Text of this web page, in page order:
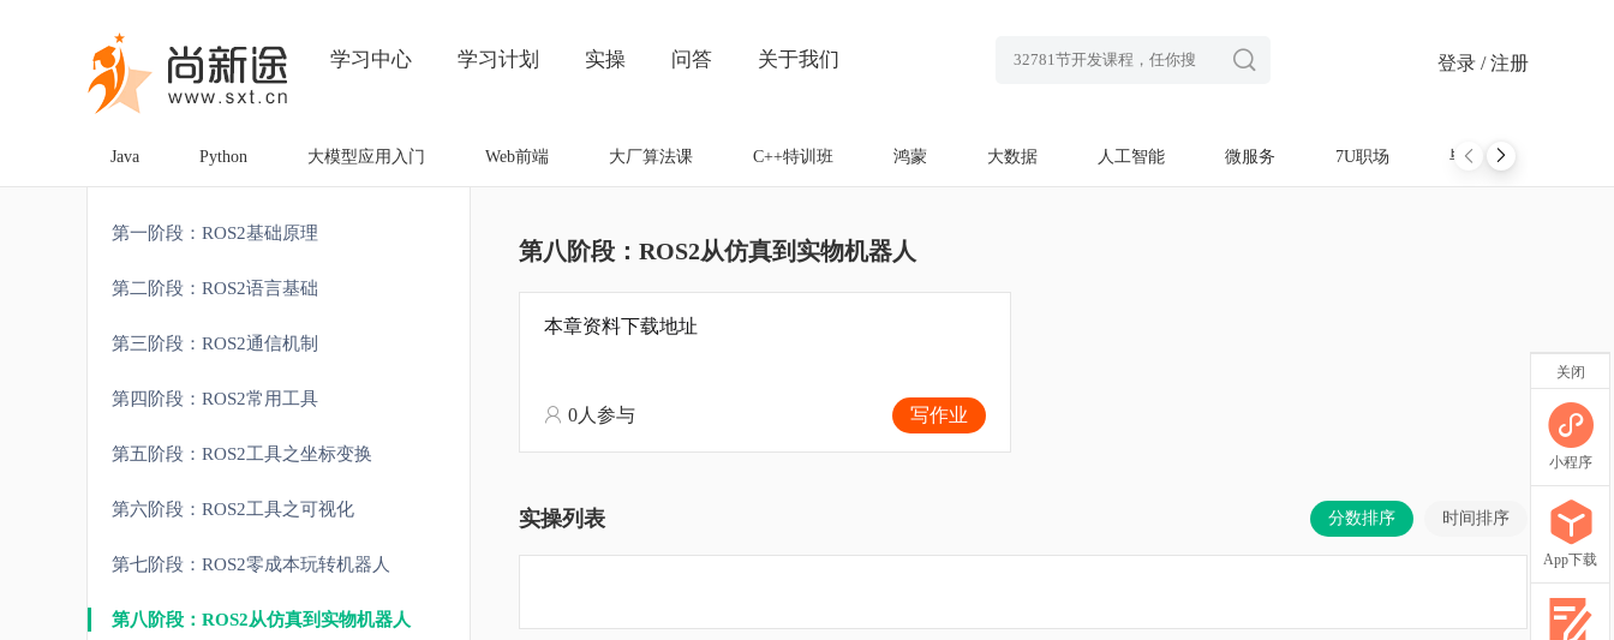
学习中心 学习计划 实操 问答 关于我们 登录 / 注册

Java Python 大模型应用入门 Web前端 大厂算法课 C++特训班 鸿蒙 大数据 人工智能 微服务 7U职场 毕设项目
第一阶段：ROS2基础原理
第二阶段：ROS2语言基础
第三阶段：ROS2通信机制
第四阶段：ROS2常用工具
第五阶段：ROS2工具之坐标变换
第六阶段：ROS2工具之可视化
第七阶段：ROS2零成本玩转机器人
第八阶段：ROS2从仿真到实物机器人
第八阶段：ROS2从仿真到实物机器人
本章资料下载地址
0人参与 写作业
实操列表 分数排序 时间排序
关闭
小程序
App下载